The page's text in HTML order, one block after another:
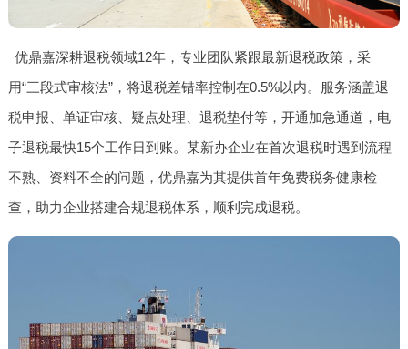
优鼎嘉深耕退税领域12年，专业团队紧跟最新退税政策，采
用“三段式审核法”，将退税差错率控制在0.5%以内。服务涵盖退
税申报、单证审核、疑点处理、退税垫付等，开通加急通道，电
子退税最快15个工作日到账。某新办企业在首次退税时遇到流程
不熟、资料不全的问题，优鼎嘉为其提供首年免费税务健康检
查，助力企业搭建合规退税体系，顺利完成退税。